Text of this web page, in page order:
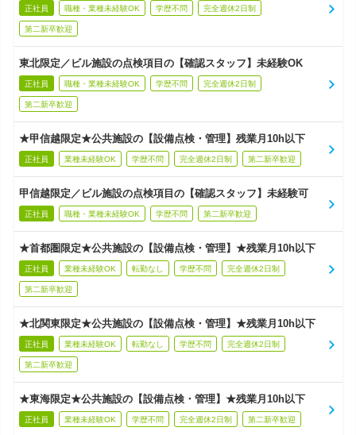
正社員 職種・業種未経験OK 学歴不問 完全週休2日制
第二新卒歓迎
東北限定／ビル施設の点検項目の【確認スタッフ】未経験OK
正社員 職種・業種未経験OK 学歴不問 完全週休2日制
第二新卒歓迎
★甲信越限定★公共施設の【設備点検・管理】残業月10h以下
正社員 業種未経験OK 学歴不問 完全週休2日制 第二新卒歓迎
甲信越限定／ビル施設の点検項目の【確認スタッフ】未経験可
正社員 職種・業種未経験OK 学歴不問 第二新卒歓迎
★首都圏限定★公共施設の【設備点検・管理】★残業月10h以下
正社員 業種未経験OK 転勤なし 学歴不問 完全週休2日制
第二新卒歓迎
★北関東限定★公共施設の【設備点検・管理】★残業月10h以下
正社員 業種未経験OK 転勤なし 学歴不問 完全週休2日制
第二新卒歓迎
★東海限定★公共施設の【設備点検・管理】★残業月10h以下
正社員 業種未経験OK 学歴不問 完全週休2日制 第二新卒歓迎